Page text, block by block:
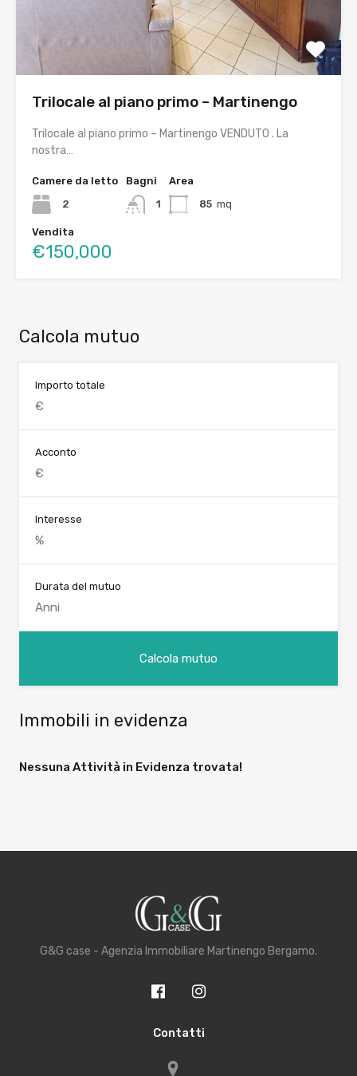
Trilocale al piano primo – Martinengo
Trilocale al piano primo – Martinengo VENDUTO . La
nostra…
Camere da letto
2
Bagni
1
Area
85 mq
Vendita
€150,000
Calcola mutuo
Importo totale
Acconto
Interesse
Durata del mutuo
Immobili in evidenza
Nessuna Attività in Evidenza trovata!
G&G case - Agenzia Immobiliare Martinengo Bergamo.
Contatti